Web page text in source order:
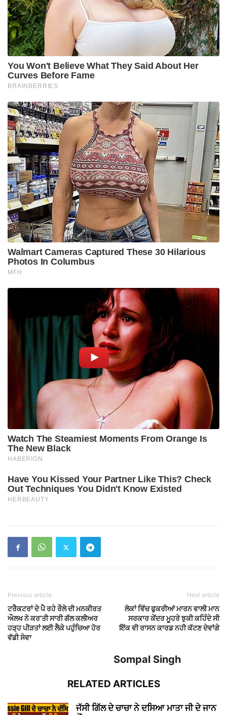
Previous article
ਟਰੈਕਟਰਾਂ ਦੇ ਪੈ ਰਹੇ ਰੌਲੇ ਦੀ ਮਨਕੀਰਤ
ਔਲਖ ਨੇ ਕਰ’ਤੀ ਸਾਰੀ ਗੱਲ ਕਲੀਅਰ
ਹੜ੍ਹ ਪੀੜਤਾਂ ਲਈ ਲੈਕੇ ਪਹੁੰਚਿਆ ਹੋਰ
ਵੱਡੀ ਸੇਵਾ
Next article
ਲੋਕਾਂ ਵਿੱਚ ਫੁਕਰੀਆਂ ਮਾਰਨ ਵਾਲੀ ਮਾਨ
ਸਰਕਾਰ ਕੇਂਦਰ ਮੂਹਰੇ ਝੁਕੀ ਕਹਿੰਦੇ ਸੀ
ਇੱਕ ਵੀ ਰਾਸਨ ਕਾਰਡ ਨਹੀ ਕੱਟਣ ਦੇਵਾਂਗੇ
Sompal Singh
RELATED ARTICLES
ਜੱਸੀ ਗਿੱਲ ਦੇ ਚਾਚਾ ਨੇ ਦਸਿਆ ਮਾਤਾ ਜੀ ਦੇ ਜਾਨ